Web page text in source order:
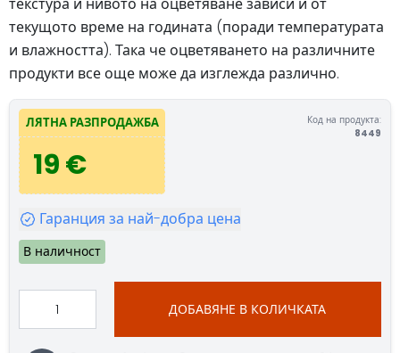
текущото време на годината (поради температурата
и влажността). Така че оцветяването на различните
продукти все още може да изглежда различно.
ЛЯТНА РАЗПРОДАЖБА
19 €
Код на продукта:
8449
Гаранция за най-добра цена
В наличност
ДОБАВЯНЕ В КОЛИЧКАТА